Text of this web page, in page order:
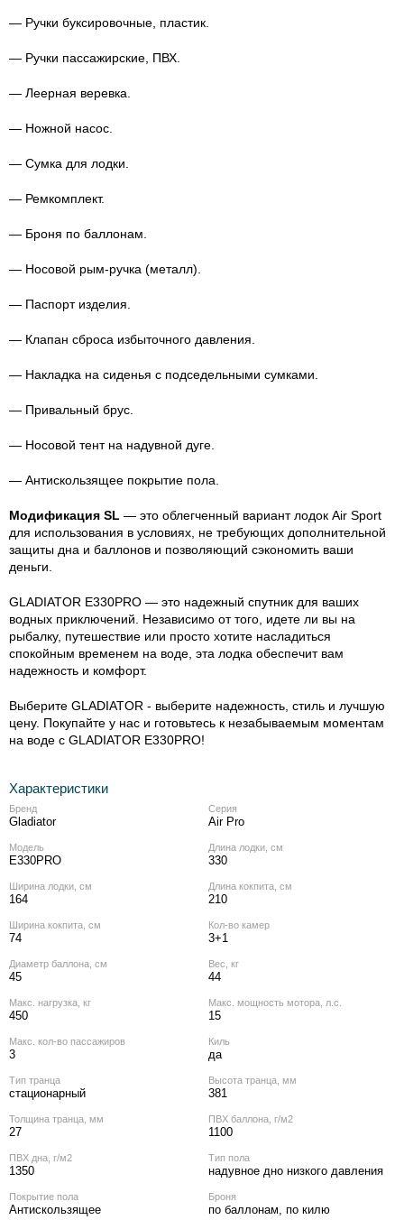
— Ручки буксировочные, пластик.
— Ручки пассажирские, ПВХ.
— Леерная веревка.
— Ножной насос.
— Сумка для лодки.
— Ремкомплект.
— Броня по баллонам.
— Носовой рым-ручка (металл).
— Паспорт изделия.
— Клапан сброса избыточного давления.
— Накладка на сиденья с подседельными сумками.
— Привальный брус.
— Носовой тент на надувной дуге.
— Антискользящее покрытие пола.
Модификация SL — это облегченный вариант лодок Air Sport
для использования в условиях, не требующих дополнительной
защиты дна и баллонов и позволяющий сэкономить ваши
деньги.
GLADIATOR E330PRO — это надежный спутник для ваших
водных приключений. Независимо от того, идете ли вы на
рыбалку, путешествие или просто хотите насладиться
спокойным временем на воде, эта лодка обеспечит вам
надежность и комфорт.
Выберите GLADIATOR - выберите надежность, стиль и лучшую
цену. Покупайте у нас и готовьтесь к незабываемым моментам
на воде с GLADIATOR E330PRO!
Характеристики
Бренд
Gladiator
Серия
Air Pro
Модель
E330PRO
Длина лодки, см
330
Ширина лодки, см
164
Длина кокпита, см
210
Ширина кокпита, см
74
Кол‑во камер
3+1
Диаметр баллона, см
45
Вес, кг
44
Макс. нагрузка, кг
450
Макс. мощность мотора, л.с.
15
Макс. кол‑во пассажиров
3
Киль
да
Тип транца
стационарный
Высота транца, мм
381
Толщина транца, мм
27
ПВХ баллона, г/м2
1100
ПВХ дна, г/м2
1350
Тип пола
надувное дно низкого давления
Покрытие пола
Антискользящее
Броня
по баллонам, по килю